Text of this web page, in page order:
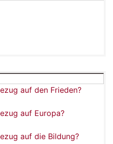
auf den Frieden?
auf Europa?
auf die Bildung?